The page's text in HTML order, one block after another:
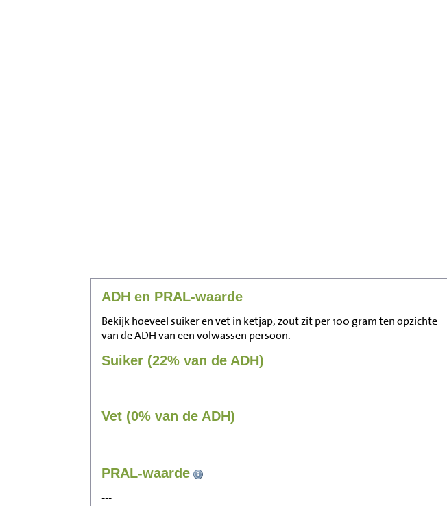
ADH en PRAL-waarde
Bekijk hoeveel suiker en vet in ketjap, zout zit per 100 gram ten opzichte
van de ADH van een volwassen persoon.
Suiker (22% van de ADH)
Vet (0% van de ADH)
PRAL-waarde
---